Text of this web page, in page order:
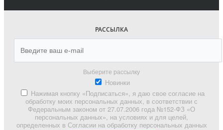
РАССЫЛКА
Выберите рассылку
Новинки
Нажимая кнопку «Подписаться», я даю свое согласие на
обработку моих персональных данных, в соответствии с
Федеральным законом от 27.07.2006 года №152-ФЗ «О
персональных данных», на условиях и для целей,
определенных в Согласии на обработку персональных данных